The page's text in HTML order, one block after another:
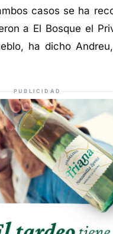
casos se ha
a El Bosque el
ha dicho
PUBLICIDAD